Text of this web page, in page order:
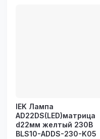
IEK Лампа
AD22DS(LED)матрица
d22мм желтый 230В
BLS10-ADDS-230-K05